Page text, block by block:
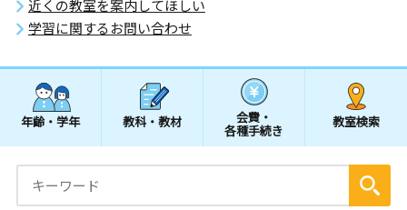
近くの教室を案内してほしい
学習に関するお問い合わせ
年齢・学年 教科・教材 会費・
各種手続き
教室検索